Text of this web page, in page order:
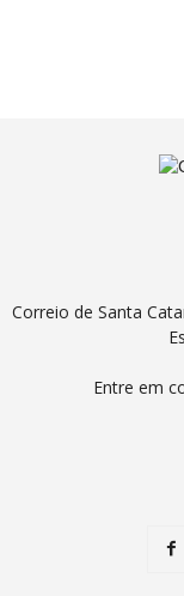
Correio de Santa
Entre em